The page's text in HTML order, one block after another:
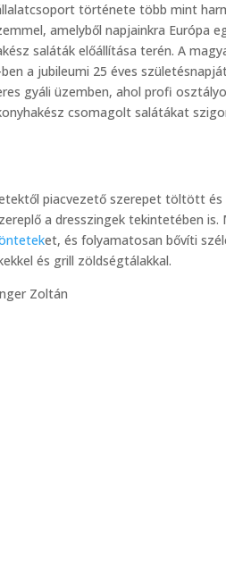
története több mint
amelyből napjainkra Európa
saláták előállítása terén. A
a jubileumi 25 éves
gyáli üzemben, ahol profi
csomagolt salátákat
piacvezető szerepet töltött
a dresszingek tekintetében
et, és folyamatosan bővíti
és grill zöldségtálakkal.
Zoltán